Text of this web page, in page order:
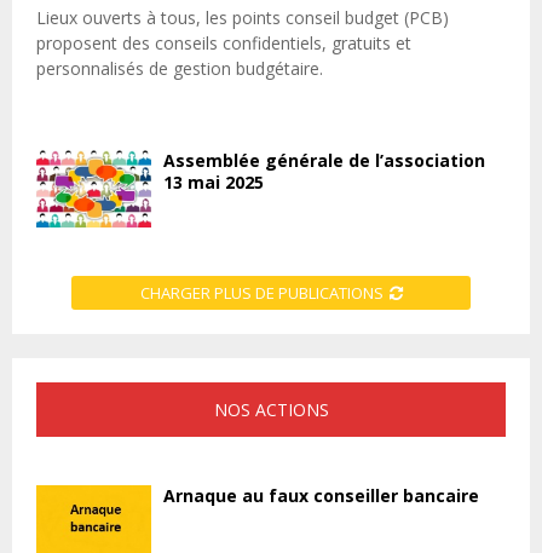
Lieux ouverts à tous, les points conseil budget (PCB)
proposent des conseils confidentiels, gratuits et
personnalisés de gestion budgétaire.
Assemblée générale de l’association
13 mai 2025
CHARGER PLUS DE PUBLICATIONS
NOS ACTIONS
Arnaque au faux conseiller bancaire